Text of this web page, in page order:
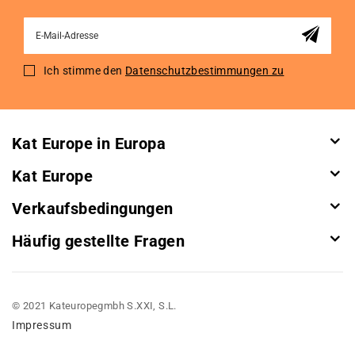
for
Ich stimme den Datenschutzbestimmungen zu
Kat Europe in Europa
Kat Europe
Verkaufsbedingungen
Häufig gestellte Fragen
© 2021 Kateuropegmbh S.XXI, S.L.
Impressum